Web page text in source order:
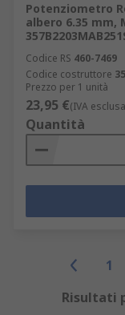
Potenziometro
albero 6.35 mm,
Codice RS 460-7469
Codice costruttore
Prezzo per 1 unità
23,95 €(IVA
Quantità
1
Risultati